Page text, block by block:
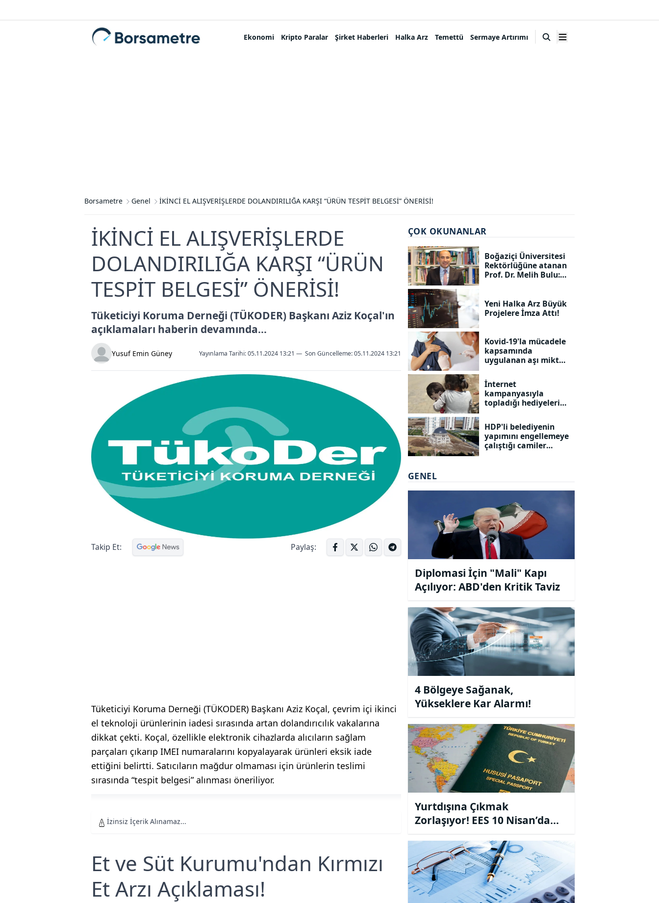
Ekonomi Kripto Paralar Şirket Haberleri Halka Arz Temettü Sermaye Artırımı
Borsametre Genel İKİNCİ EL ALIŞVERİŞLERDE DOLANDIRILIĞA KARŞI “ÜRÜN TESPİT BELGESİ” ÖNERİSİ!
İKİNCİ EL ALIŞVERİŞLERDE
DOLANDIRILIĞA KARŞI “ÜRÜN
TESPİT BELGESİ” ÖNERİSİ!
Tüketiciyi Koruma Derneği (TÜKODER) Başkanı Aziz Koçal'ın
açıklamaları haberin devamında...
Yusuf Emin Güney Yayınlama Tarihi: 05.11.2024 13:21 — Son Güncelleme:05.11.2024 13:21
Takip Et: Paylaş:
Tüketiciyi Koruma Derneği (TÜKODER) Başkanı Aziz Koçal, çevrim içi ikinci
el teknoloji ürünlerinin iadesi sırasında artan dolandırıcılık vakalarına
dikkat çekti. Koçal, özellikle elektronik cihazlarda alıcıların sağlam
parçaları çıkarıp IMEI numaralarını kopyalayarak ürünleri eksik iade
ettiğini belirtti. Satıcıların mağdur olmaması için ürünlerin teslimi
sırasında “tespit belgesi” alınması öneriliyor.
İzinsiz İçerik Alınamaz...
Et ve Süt Kurumu'ndan Kırmızı
Et Arzı Açıklaması!
ÇOK OKUNANLAR
Boğaziçi Üniversitesi
Rektörlüğüne atanan
Prof. Dr. Melih Bulu:
Yeni Halka Arz Büyük
Projelere İmza Attı!
Kovid-19'la mücadele
kapsamında
uygulanan aşı miktarı
oldu
İnternet
kampanyasıyla
topladığı hediyeleri
ulaştırıyor
HDP'li belediyenin
yapımını engellemeye
çalıştığı camiler
GENEL
Diplomasi İçin "Mali" Kapı
Açılıyor: ABD'den Kritik Taviz
4 Bölgeye Sağanak,
Yükseklere Kar Alarmı!
Yurtdışına Çıkmak
Zorlaşıyor! EES 10 Nisan’da
Devreye Girecek